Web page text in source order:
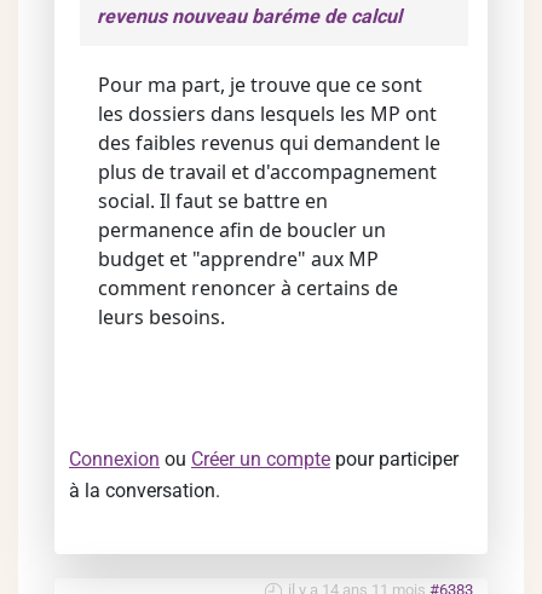
revenus nouveau baréme de calcul
Pour ma part, je trouve que ce sont
les dossiers dans lesquels les MP ont
des faibles revenus qui demandent le
plus de travail et d'accompagnement
social. Il faut se battre en
permanence afin de boucler un
budget et "apprendre" aux MP
comment renoncer à certains de
leurs besoins.
Connexion ou Créer un compte pour participer
à la conversation.
il y a 14 ans 11 mois #6383